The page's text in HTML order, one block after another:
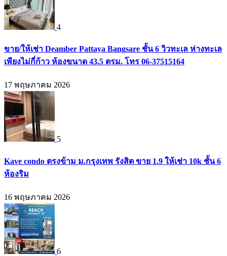
4
ขาย/ให้เช่า Deamber Pattaya Bangsare ชั้น 6 วิวทะเล ห่างทะเล
เพียงไม่กี่ก้าว ห้องขนาด 43.5 ตรม. โทร 06-37515164
17 พฤษภาคม 2026
5
Kave condo ตรงข้าม ม.กรุงเทพ รังสิต ขาย 1.9 ให้เช่า 10k ชั้น 6
ห้องริม
16 พฤษภาคม 2026
6